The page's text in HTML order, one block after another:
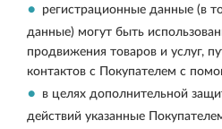
регистрационные данные (в
данные) могут быть
продвижения товаров и услуг,
контактов с Покупателем с
в целях дополнительной
действий указанные